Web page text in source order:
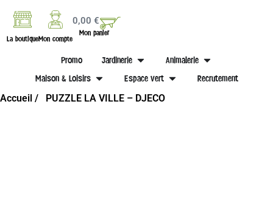
La boutiqueMon compte
0,00€
Mon panier
Promo Jardinerie
Animalerie
Maison & Loisirs
Espace vert Recrutement
Accueil / PUZZLE LA VILLE – DJECO